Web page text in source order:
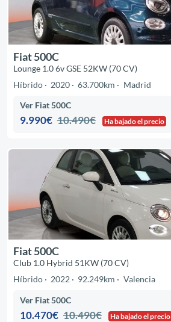
Fiat 500C
Lounge 1.0 6v GSE 52KW (70 CV)
Híbrido
2020 63.700km Madrid
Ver Fiat 500C
9.990€ 10.490€ Ha bajado el precio
Fiat 500C
Club 1.0 Hybrid 51KW (70 CV)
Híbrido
2022 92.249km Valencia
Ver Fiat 500C
10.470€ 10.490€ Ha bajado el precio